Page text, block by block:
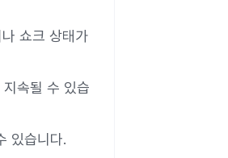
쇼크 상태가
속될 수 있습
있습니다.